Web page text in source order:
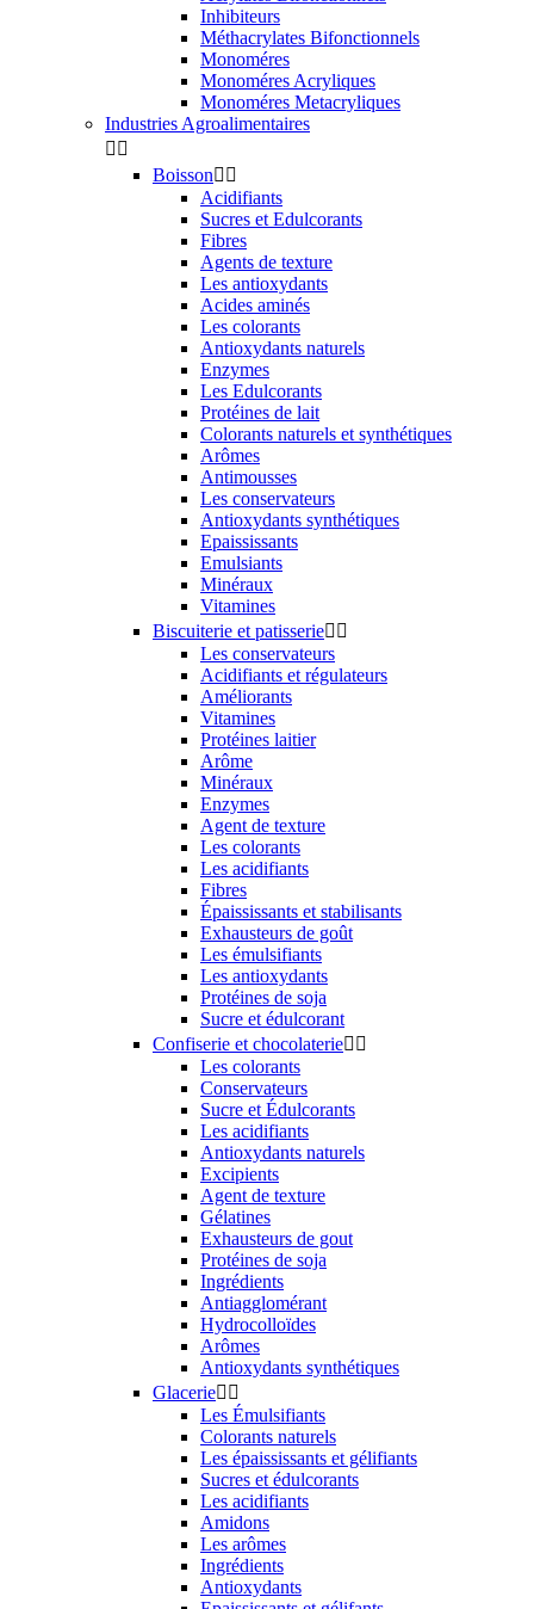
Inhibiteurs
Méthacrylates Bifonctionnels
Monoméres
Monoméres Acryliques
Monoméres Metacryliques
Industries Agroalimentaires
 
Boisson 
Acidifiants
Sucres et Edulcorants
Fibres
Agents de texture
Les antioxydants
Acides aminés
Les colorants
Antioxydants naturels
Enzymes
Les Edulcorants
Protéines de lait
Colorants naturels et synthétiques
Arômes
Antimousses
Les conservateurs
Antioxydants synthétiques
Epaississants
Emulsiants
Minéraux
Vitamines
Biscuiterie et patisserie 
Les conservateurs
Acidifiants et régulateurs
Améliorants
Vitamines
Protéines laitier
Arôme
Minéraux
Enzymes
Agent de texture
Les colorants
Les acidifiants
Fibres
Épaississants et stabilisants
Exhausteurs de goût
Les émulsifiants
Les antioxydants
Protéines de soja
Sucre et édulcorant
Confiserie et chocolaterie 
Les colorants
Conservateurs
Sucre et Édulcorants
Les acidifiants
Antioxydants naturels
Excipients
Agent de texture
Gélatines
Exhausteurs de gout
Protéines de soja
Ingrédients
Antiagglomérant
Hydrocolloïdes
Arômes
Antioxydants synthétiques
Glacerie 
Les Émulsifiants
Colorants naturels
Les épaississants et gélifiants
Sucres et édulcorants
Les acidifiants
Amidons
Les arômes
Ingrédients
Antioxydants